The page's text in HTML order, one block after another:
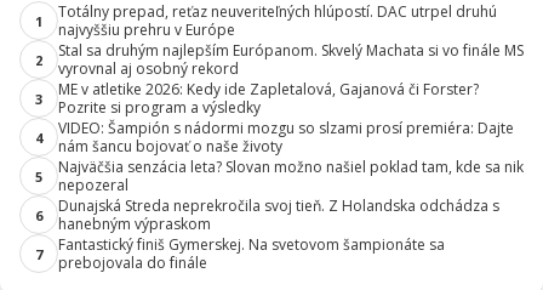
1
Totálny prepad, reťaz neuveriteľných hlúpostí. DAC utrpel druhú
najvyššiu prehru v Európe
2
Stal sa druhým najlepším Európanom. Skvelý Machata si vo finále MS
vyrovnal aj osobný rekord
3
ME v atletike 2026: Kedy ide Zapletalová, Gajanová či Forster?
Pozrite si program a výsledky
4
VIDEO: Šampión s nádormi mozgu so slzami prosí premiéra: Dajte
nám šancu bojovať o naše životy
5
Najväčšia senzácia leta? Slovan možno našiel poklad tam, kde sa nik
nepozeral
6
Dunajská Streda neprekročila svoj tieň. Z Holandska odchádza s
hanebným výpraskom
7
Fantastický finiš Gymerskej. Na svetovom šampionáte sa
prebojovala do finále